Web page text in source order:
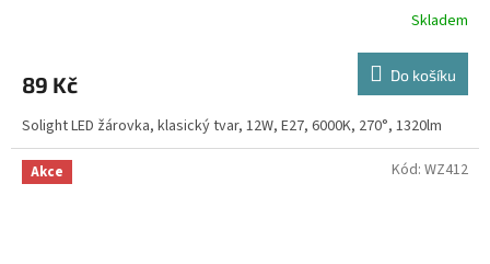
Skladem
89 Kč Do košíku
Solight LED žárovka, klasický tvar, 12W, E27, 6000K, 270°, 1320lm
Akce Kód: WZ412